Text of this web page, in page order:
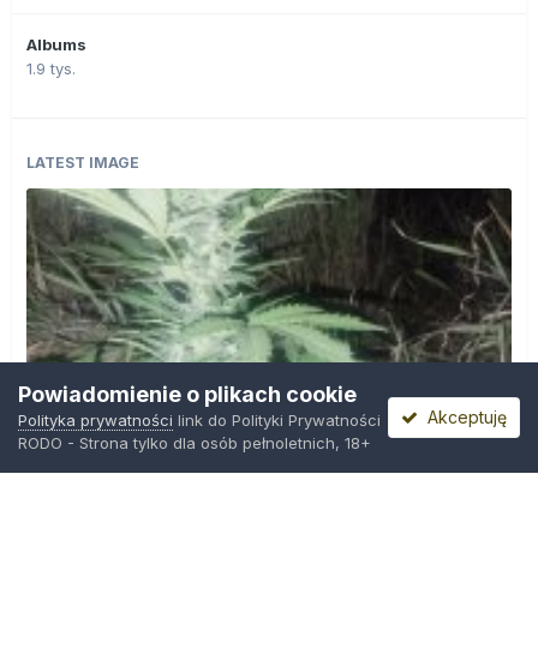
Albums
1.9 tys.
LATEST IMAGE
Powiadomienie o plikach cookie
Polityka prywatności link do Polityki Prywatności
RODO - Strona tylko dla osób pełnoletnich, 18+
Akceptuję